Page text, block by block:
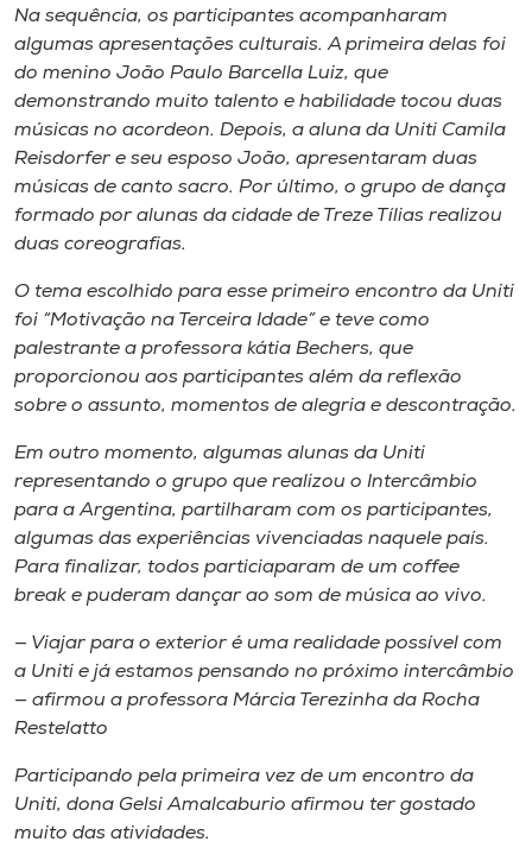
Na sequência, os participantes acompanharam
algumas apresentações culturais. A primeira delas foi
do menino João Paulo Barcella Luiz, que
demonstrando muito talento e habilidade tocou duas
músicas no acordeon. Depois, a aluna da Uniti Camila
Reisdorfer e seu esposo João, apresentaram duas
músicas de canto sacro. Por último, o grupo de dança
formado por alunas da cidade de Treze Tílias realizou
duas coreografias.
O tema escolhido para esse primeiro encontro da Uniti
foi “Motivação na Terceira Idade” e teve como
palestrante a professora kátia Bechers, que
proporcionou aos participantes além da reflexão
sobre o assunto, momentos de alegria e descontração.
Em outro momento, algumas alunas da Uniti
representando o grupo que realizou o Intercâmbio
para a Argentina, partilharam com os participantes,
algumas das experiências vivenciadas naquele país.
Para finalizar, todos particiaparam de um coffee
break e puderam dançar ao som de música ao vivo.
— Viajar para o exterior é uma realidade possível com
a Uniti e já estamos pensando no próximo intercâmbio
— afirmou a professora Márcia Terezinha da Rocha
Restelatto
Participando pela primeira vez de um encontro da
Uniti, dona Gelsi Amalcaburio afirmou ter gostado
muito das atividades.